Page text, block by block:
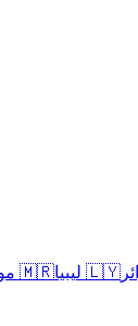
🇱🇾 ليبيا
🇲🇷 موريتانيا